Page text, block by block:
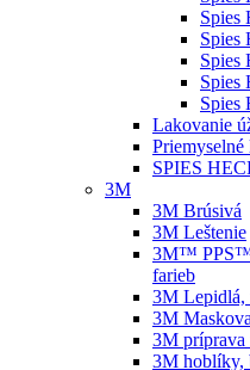
Spies
Spies
Spies
Spies
Spies
Lakovanie
SPIES
3M
3M Brúsivá
3M Leštenie
3M™ PPS™
farieb
3M Lepidlá,
3M
3M príprava
3M hoblíky,